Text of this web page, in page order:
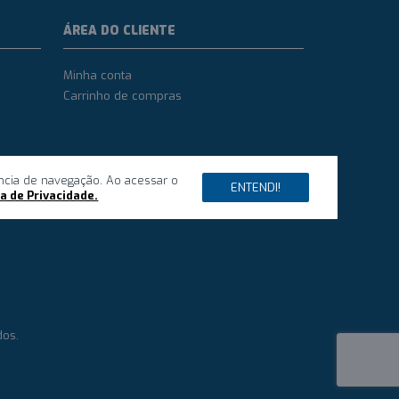
de navegação. Ao acessar o
de Privacidade.
ENTENDI!
ÁREA DO CLIENTE
Minha conta
Carrinho de compras